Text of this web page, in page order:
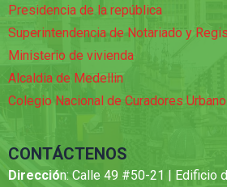
Presidencia de la república
Superintendencia de Notariado y
Ministerio de vivienda
Alcaldia de Medellin
Colegio Nacional de Curadores
CONTÁCTENOS
Dirección: Calle 49 #50-21 | Edificio